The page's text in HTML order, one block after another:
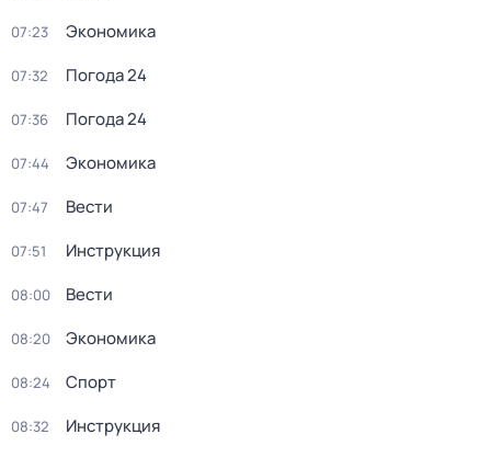
07:23 Экономика
07:32 Погода 24
07:36 Погода 24
07:44 Экономика
07:47 Вести
07:51 Инструкция
08:00 Вести
08:20 Экономика
08:24 Спорт
08:32 Инструкция